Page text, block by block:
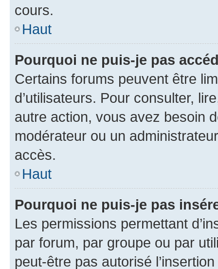
cours.
Haut
Pourquoi ne puis-je pas
Certains forums peuvent être
d’utilisateurs. Pour consulter,
autre action, vous avez besoin
modérateur ou un
accès.
Haut
Pourquoi ne puis-je pas
Les permissions permettant
par forum, par groupe ou par
peut-être pas autorisé